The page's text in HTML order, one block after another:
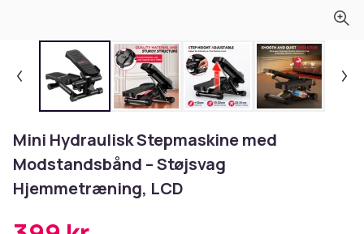
Mini Hydraulisk Stepmaskine med
Modstandsbånd – Støjsvag
Hjemmetræning, LCD